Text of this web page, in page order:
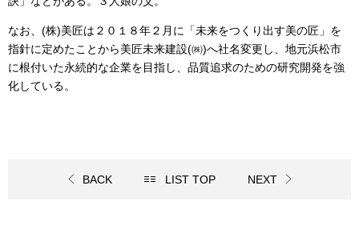
なお、 (株)美匠は２０１８年２月に「未来をつくり出す美の匠」を
指針に定めたことから美匠未来建設(㈱)へ社名変更し、地元浜松市
に根付いた永続的な企業を目指し、品質追求のための研究開発を強
化している。
BACK LIST TOP NEXT